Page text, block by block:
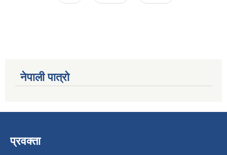
नेपाली पात्रो
प्रवक्ता